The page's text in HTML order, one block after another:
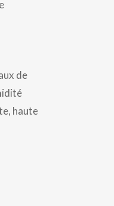
de
haute